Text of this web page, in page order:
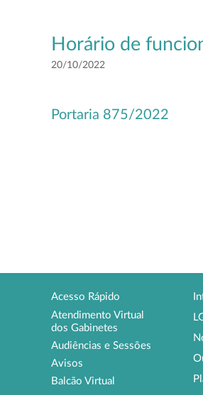
Horário de
20/10/2022
Portaria 875/2022
Acesso Rápido
Atendimento Virtual
dos Gabinetes
Audiências e Sessões
Avisos
Balcão Virtual